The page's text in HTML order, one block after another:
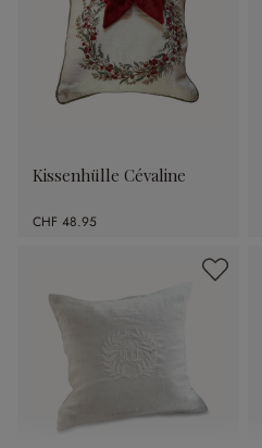
Kissenhülle Cévaline
CHF 48.95